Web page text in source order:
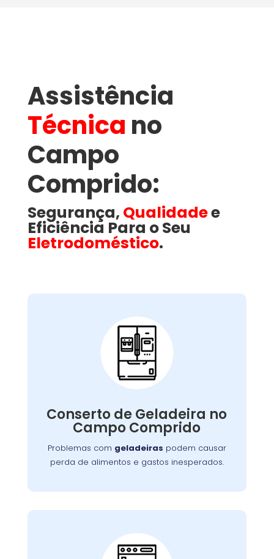
Assistência
Técnica no
Campo
Comprido​:
Segurança, Qualidadee
Eficiência Para o Seu
Eletrodoméstico.
Conserto de Geladeira no
Campo Comprido
Problemas com geladeiras podem causar
perda de alimentos e gastos inesperados.
Conserto de
Galadeira:
Nossos especialistas estão prontos para
ou componentes elétricos, garantindo a
conservação adequada dos alimentos.